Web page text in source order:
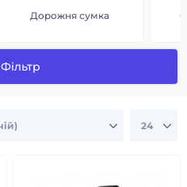
Дорожня сумка
Фільтр